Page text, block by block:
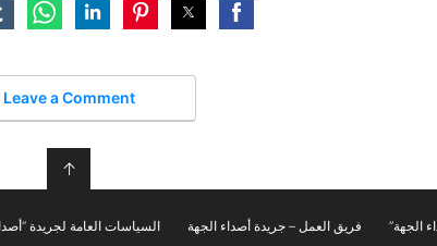
Leave a Comment
↑
الجهة” فريق العمل – جريدة أصداء الجهة السياسات العامة لجريدة